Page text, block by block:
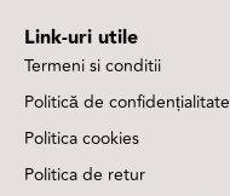
Link-uri utile
Termeni si conditii
Politică de confidențialitate
Politica cookies
Politica de retur